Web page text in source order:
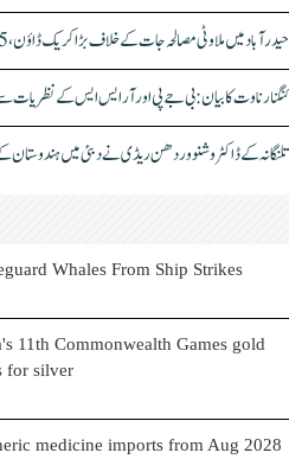
حیدرآباد میں ملاوٹی مصالحہ جات کے خلاف بڑا کریک ڈاؤن، 25 ٹن سے زائد مصالحے ضبط، 3 گرفتار
کنگنا رناوت کا بیان: بی جے پی اور آر ایس ایس کے نظریات
تلنگانہ کے ڈاکٹر وشنو وردھن ریڈی نے دبئی میں ہندوستان
Whales From Ship Strikes
11th Commonwealth Games gold
for silver
medicine imports from Aug 2028